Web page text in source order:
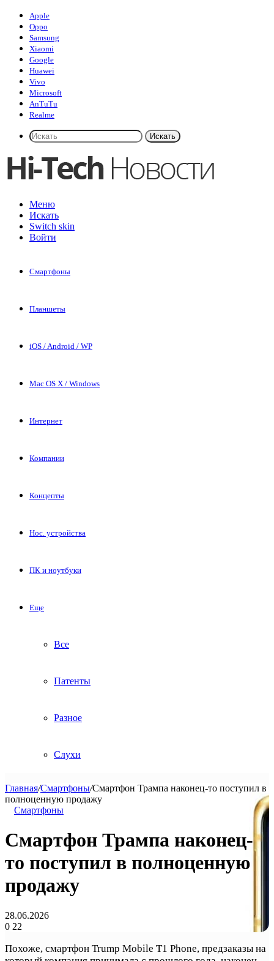
Apple
Oppo
Samsung
Xiaomi
Google
Huawei
Vivo
Microsoft
AnTuTu
Realme
Искать
Меню
Искать
Switch skin
Войти
Смартфоны
Планшеты
iOS / Android / WP
Mac OS X / Windows
Интернет
Компании
Концепты
Нос. устройства
ПК и ноутбуки
Еще
Все
Патенты
Разное
Слухи
Главная/Смартфоны/Смартфон Трампа наконец-то поступил в
полноценную продажу
Смартфоны
Смартфон Трампа наконец-
то поступил в полноценную
продажу
28.06.2026
0 22
Похоже, смартфон Trump Mobile T1 Phone, предзаказы на